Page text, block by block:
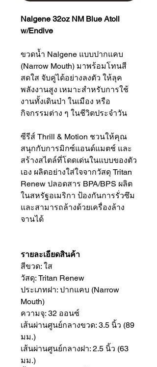
Nalgene 32oz NM Blue Atoll
w/Endive
ขวดน้ำ Nalgene แบบปากแคบ
(Narrow Mouth) มาพร้อมโทนสี
สดใส จับคู่ได้อย่างลงตัว ให้ลุค
พลังงานสูง เหมาะสำหรับการใช้
งานทั้งเดินป่า ในเมือง หรือ
กิจกรรมต่าง ๆ ในชีวิตประจำวัน
ซีรีส์ Thrill & Motion ชวนให้คุณ
สนุกกับการมิกซ์แอนด์แมตช์ และ
สร้างสไตล์ที่โดดเด่นในแบบของตัว
เอง ผลิตอย่างใส่ใจจากวัสดุ Tritan
Renew ปลอดสาร BPA/BPS ผลิต
ในสหรัฐอเมริกา ป้องกันการรั่วซึม
และสามารถล้างด้วยเครื่องล้าง
จานได้
รายละเอียดสินค้า
สีขวด: ใส
วัสดุ: Tritan Renew
ประเภทฝา: ปากแคบ (Narrow
Mouth)
ความจุ: 32 ออนซ์
เส้นผ่านศูนย์กลางขวด: 3.5 นิ้ว (89
มม.)
เส้นผ่านศูนย์กลางฝา: 2.5 นิ้ว (63
มม.)